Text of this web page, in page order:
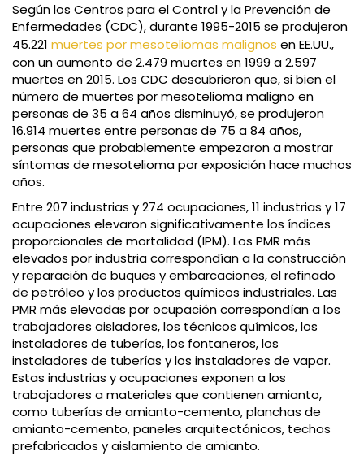
Según los Centros para el Control y la Prevención de
Enfermedades (CDC), durante 1995-2015 se produjeron
45.221 muertes por mesoteliomas malignos en EE.UU.,
con un aumento de 2.479 muertes en 1999 a 2.597
muertes en 2015. Los CDC descubrieron que, si bien el
número de muertes por mesotelioma maligno en
personas de 35 a 64 años disminuyó, se produjeron
16.914 muertes entre personas de 75 a 84 años,
personas que probablemente empezaron a mostrar
síntomas de mesotelioma por exposición hace muchos
años.
Entre 207 industrias y 274 ocupaciones, 11 industrias y 17
ocupaciones elevaron significativamente los índices
proporcionales de mortalidad (IPM). Los PMR más
elevados por industria correspondían a la construcción
y reparación de buques y embarcaciones, el refinado
de petróleo y los productos químicos industriales. Las
PMR más elevadas por ocupación correspondían a los
trabajadores aisladores, los técnicos químicos, los
instaladores de tuberías, los fontaneros, los
instaladores de tuberías y los instaladores de vapor.
Estas industrias y ocupaciones exponen a los
trabajadores a materiales que contienen amianto,
como tuberías de amianto-cemento, planchas de
amianto-cemento, paneles arquitectónicos, techos
prefabricados y aislamiento de amianto.